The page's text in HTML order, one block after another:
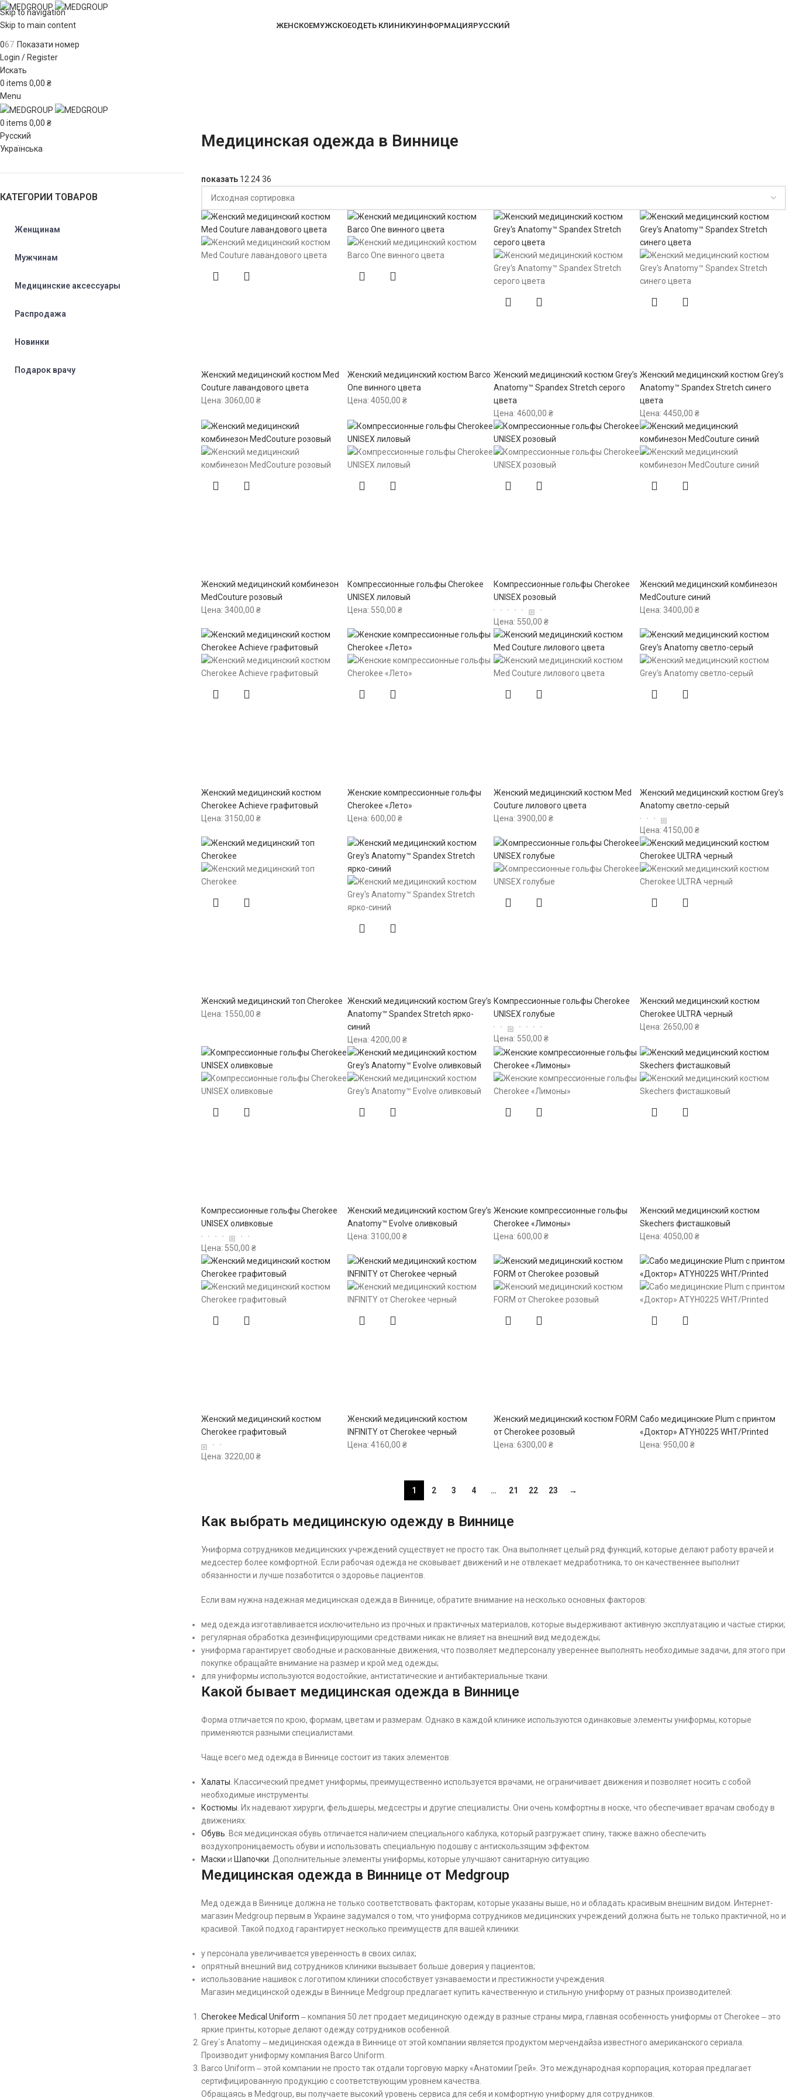
Skip to navigation
Skip to main content
ЖЕНСКОЕМУЖСКОЕОДЕТЬ КЛИНИКУИНФОРМАЦИЯРУССКИЙ
067 Показати номер
Login / Register
Искать
0 items 0,00 ₴
Menu
0 items 0,00 ₴
Русский
Українська
КАТЕГОРИИ ТОВАРОВ
Женщинам
Мужчинам
Медицинские аксессуары
Распродажа
Новинки
Подарок врачу
Медицинская одежда в Виннице
показать 12 2436
Женский медицинский костюм Med
Couture лавандового цвета
Цена: 3060,00 ₴
Женский медицинский костюм Barco
One винного цвета
Цена: 4050,00 ₴
Женский медицинский костюм Grey’s
Anatomy™ Spandex Stretch серого
цвета
Цена: 4600,00 ₴
Женский медицинский костюм Grey’s
Anatomy™ Spandex Stretch синего
цвета
Цена: 4450,00 ₴
Женский медицинский комбинезон
MedCouture розовый
Цена: 3400,00 ₴
Компрессионные гольфы Cherokee
UNISEX лиловый
Цена: 550,00 ₴
Компрессионные гольфы Cherokee
UNISEX розовый
Цена: 550,00 ₴
Женский медицинский комбинезон
MedCouture синий
Цена: 3400,00 ₴
Женский медицинский костюм
Cherokee Achieve графитовый
Цена: 3150,00 ₴
Женские компрессионные гольфы
Cherokee «Лето»
Цена: 600,00 ₴
Женский медицинский костюм Med
Couture лилового цвета
Цена: 3900,00 ₴
Женский медицинский костюм Grey’s
Anatomy светло-серый
Цена: 4150,00 ₴
Женский медицинский топ Cherokee
Цена: 1550,00 ₴
Женский медицинский костюм Grey’s
Anatomy™ Spandex Stretch ярко-
синий
Цена: 4200,00 ₴
Компрессионные гольфы Cherokee
UNISEX голубые
Цена: 550,00 ₴
Женский медицинский костюм
Cherokee ULTRA черный
Цена: 2650,00 ₴
Компрессионные гольфы Cherokee
UNISEX оливковые
Цена: 550,00 ₴
Женский медицинский костюм Grey’s
Anatomy™ Evolve оливковый
Цена: 3100,00 ₴
Женские компрессионные гольфы
Cherokee «Лимоны»
Цена: 600,00 ₴
Женский медицинский костюм
Skechers фисташковый
Цена: 4050,00 ₴
Женский медицинский костюм
Cherokee графитовый
Цена: 3220,00 ₴
Женский медицинский костюм
INFINITY от Cherokee черный
Цена: 4160,00 ₴
Женский медицинский костюм FORM
от Cherokee розовый
Цена: 6300,00 ₴
Сабо медицинские Plum с принтом
«Доктор» ATYH0225 WHT/Printed
Цена: 950,00 ₴
1 2 3 4 … 21 22 23 →
Как выбрать медицинскую одежду в Виннице
Униформа сотрудников медицинских учреждений существует не просто так. Она выполняет целый ряд функций, которые делают работу врачей и
медсестер более комфортной. Если рабочая одежда не сковывает движений и не отвлекает медработника, то он качественнее выполнит
обязанности и лучше позаботится о здоровье пациентов.
Если вам нужна надежная медицинская одежда в Виннице, обратите внимание на несколько основных факторов:
мед одежда изготавливается исключительно из прочных и практичных материалов, которые выдерживают активную эксплуатацию и частые стирки;
регулярная обработка дезинфицирующими средствами никак не влияет на внешний вид медодежды;
униформа гарантирует свободные и раскованные движения, что позволяет медперсоналу увереннее выполнять необходимые задачи, для этого при
покупке обращайте внимание на размер и крой мед одежды;
для униформы используются водостойкие, антистатические и антибактериальные ткани.
Какой бывает медицинская одежда в Виннице
Форма отличается по крою, формам, цветам и размерам. Однако в каждой клинике используются одинаковые элементы униформы, которые
применяются разными специалистами.
Чаще всего мед одежда в Виннице состоит из таких элементов:
Халаты . Классический предмет униформы, преимущественно используется врачами, не ограничивает движения и позволяет носить с собой
необходимые инструменты.
Костюмы . Их надевают хирурги, фельдшеры, медсестры и другие специалисты. Они очень комфортны в носке, что обеспечивает врачам свободу в
движениях.
Обувь . Вся медицинская обувь отличается наличием специального каблука, который разгружает спину, также важно обеспечить
воздухопроницаемость обуви и использовать специальную подошву с антискользящим эффектом.
Маски и Шапочки . Дополнительные элементы униформы, которые улучшают санитарную ситуацию.
Медицинская одежда в Виннице от Medgroup
Мед одежда в Виннице должна не только соответствовать факторам, которые указаны выше, но и обладать красивым внешним видом. Интернет-
магазин Medgroup первым в Украине задумался о том, что униформа сотрудников медицинских учреждений должна быть не только практичной, но и
красивой. Такой подход гарантирует несколько преимуществ для вашей клиники:
у персонала увеличивается уверенность в своих силах;
опрятный внешний вид сотрудников клиники вызывает больше доверия у пациентов;
использование нашивок с логотипом клиники способствует узнаваемости и престижности учреждения.
Магазин медицинской одежды в Виннице Medgroup предлагает купить качественную и стильную униформу от разных производителей:
Cherokee Medical Uniform ‒ компания 50 лет продает медицинскую одежду в разные страны мира, главная особенность униформы от Cherokee ‒ это
яркие принты, которые делают одежду сотрудников особенной.
Grey`s Anatomy ‒ медицинская одежда в Виннице от этой компании является продуктом мерчендайза известного американского сериала.
Производит униформу компания Barco Uniform.
Barco Uniform ‒ этой компании не просто так отдали торговую марку «Анатомии Грей». Это международная корпорация, которая предлагает
сертифицированную продукцию с соответствующим уровнем качества.
Обращаясь в Medgroup, вы получаете высокий уровень сервиса для себя и комфортную униформу для сотрудников.